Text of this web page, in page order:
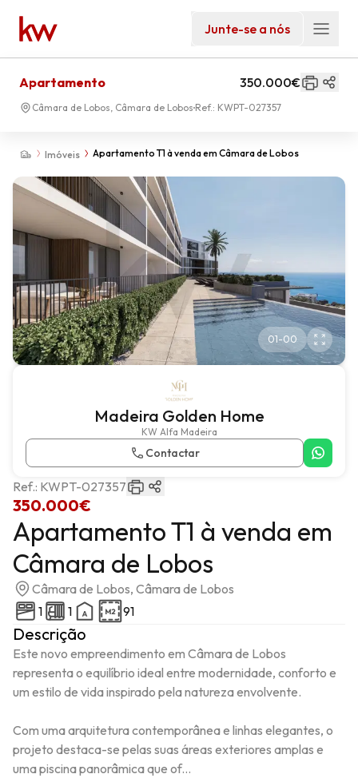
Junte-se a nós
Imóveis Apartamento T1 à venda em Câmara de Lobos
Apartamento 350.000€
Câmara de Lobos, Câmara de Lobos Ref.: KWPT-027357
01-00
Madeira Golden Home
KW Alfa Madeira
Contactar
350.000€
Ref.: KWPT-027357
Apartamento T1 à venda em
Câmara de Lobos
Câmara de Lobos, Câmara de Lobos
1
1 91
Descrição
Este novo empreendimento em Câmara de Lobos
representa o equilíbrio ideal entre modernidade, conforto e
um estilo de vida inspirado pela natureza envolvente.
Com uma arquitetura contemporânea e linhas elegantes, o
projeto destaca-se pelas suas áreas exteriores amplas e
uma piscina panorâmica que of...